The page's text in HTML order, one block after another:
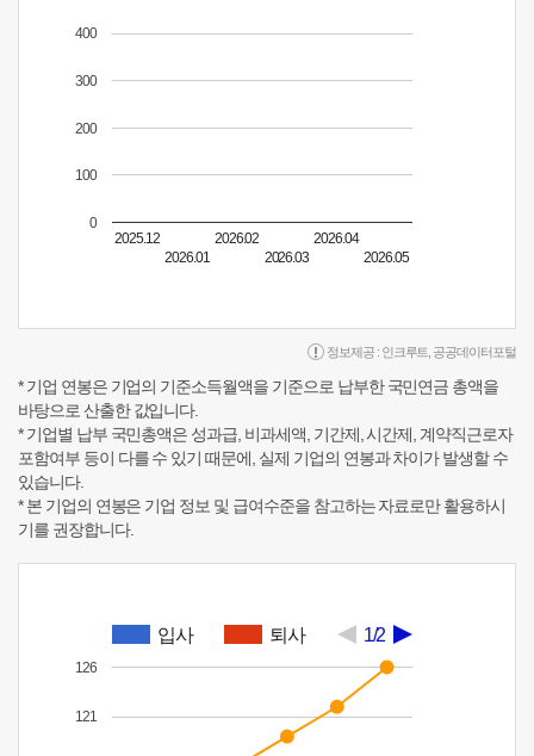
2025.12
2026.01
2026.02
2026.03
2026.04
2026.05
0
100
200
300
400
정보제공 : 인크루트 공공데이터포털
* 기업 연봉은 기업의 기준소득월액을 기준으로 납부한 국민연금 총액을
바탕으로 산출한 값입니다.
* 기업별 납부 국민총액은 성과급, 비과세액, 기간제, 시간제, 계약직근로자
포함여부 등이 다를 수 있기 때문에, 실제 기업의 연봉과 차이가 발생할 수
있습니다.
* 본 기업의 연봉은 기업 정보 및 급여수준을 참고하는 자료로만 활용하시
기를 권장합니다.
입사 퇴사 1/2
121
126